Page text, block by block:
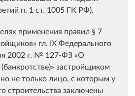
п. 1 ст. 1005 ГК РФ).
применения правил § 7
гл. IX Федерального
2002 г. № 127-ФЗ «О
застройщиком
не только лицо, с которым у
строительства заключены